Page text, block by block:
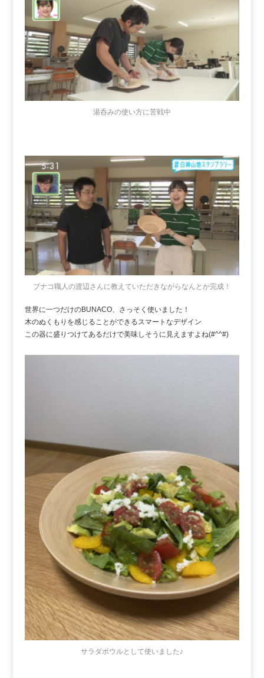
湯呑みの使い方に苦戦中
ブナコ職人の渡辺さんに教えていただきながらなんとか完成！
世界に一つだけのBUNACO、さっそく使いました！
木のぬくもりを感じることができるスマートなデザイン
この器に盛りつけてあるだけで美味しそうに見えますよね(#^^#)
サラダボウルとして使いました♪